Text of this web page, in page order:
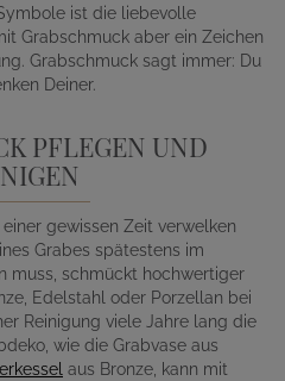
ist die liebevolle
Grabschmuck aber ein Zeichen
Grabschmuck sagt immer: Du
Deiner.
PFLEGEN UND
gewissen Zeit verwelken
Grabes spätestens im
muss, schmückt hochwertiger
Edelstahl oder Porzellan bei
Reinigung viele Jahre lang die
wie die Grabvase aus
aus Bronze, kann mit